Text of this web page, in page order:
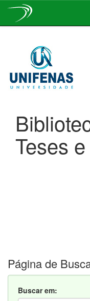
navigation
Teses
Página de
Buscar em: